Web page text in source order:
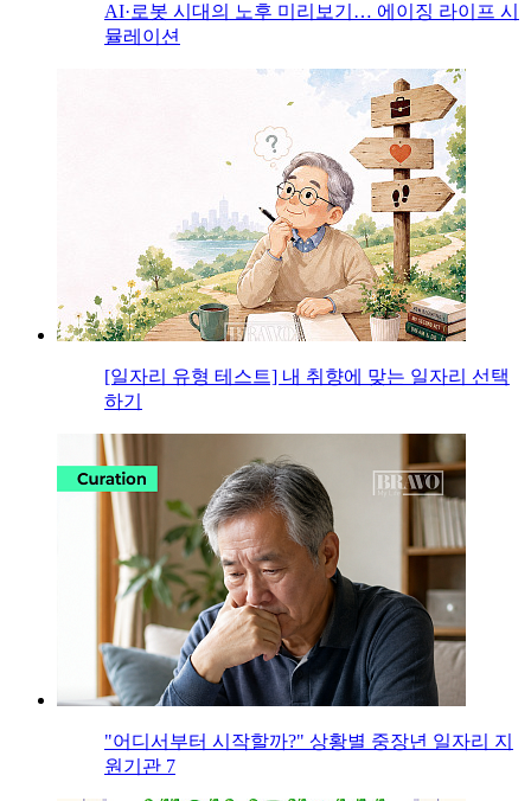
AI·로봇 시대의 노후 미리보기… 에이징 라이프 시
뮬레이션
[일자리 유형 테스트] 내 취향에 맞는 일자리 선택
하기
"어디서부터 시작할까?" 상황별 중장년 일자리 지
원기관 7